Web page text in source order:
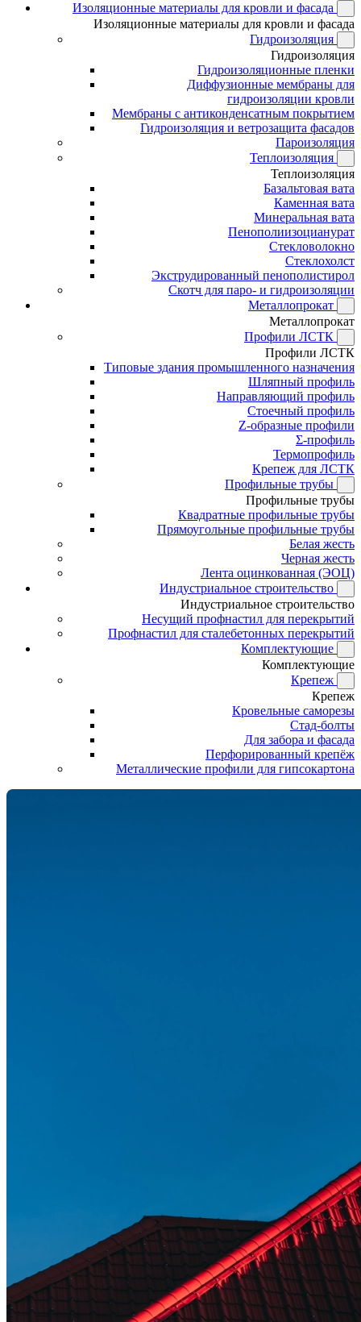
Изоляционные материалы для кровли и фасада
Изоляционные материалы для кровли и фасада
Гидроизоляция
Гидроизоляция
Гидроизоляционные пленки
Диффузионные мембраны для
гидроизоляции кровли
Мембраны с антиконденсатным покрытием
Гидроизоляция и ветрозащита фасадов
Пароизоляция
Теплоизоляция
Теплоизоляция
Базальтовая вата
Каменная вата
Минеральная вата
Пенополиизоцианурат
Стекловолокно
Стеклохолст
Экструдированный пенополистирол
Скотч для паро- и гидроизоляции
Металлопрокат
Металлопрокат
Профили ЛСТК
Профили ЛСТК
Типовые здания промышленного назначения
Шляпный профиль
Направляющий профиль
Стоечный профиль
Z-образные профили
Σ-профиль
Термопрофиль
Крепеж для ЛСТК
Профильные трубы
Профильные трубы
Квадратные профильные трубы
Прямоугольные профильные трубы
Белая жесть
Черная жесть
Лента оцинкованная (ЭОЦ)
Индустриальное строительство
Индустриальное строительство
Несущий профнастил для перекрытий
Профнастил для сталебетонных перекрытий
Комплектующие
Комплектующие
Крепеж
Крепеж
Кровельные саморезы
Стад-болты
Для забора и фасада
Перфорированный крепёж
Металлические профили для гипсокартона